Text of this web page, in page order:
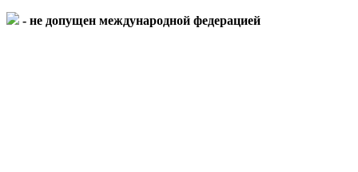
- не допущен международной федерацией